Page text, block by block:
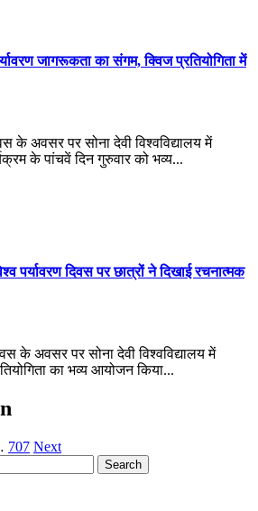
जागरूकता का संगम, क्विज प्रतियोगिता में
के अवसर पर सोना देवी विश्वविद्यालय में
के पांचवें दिन गुरुवार को भव्य...
पर्यावरण दिवस पर छात्रों ने दिखाई रचनात्मक
के अवसर पर सोना देवी विश्वविद्यालय में
का भव्य आयोजन किया...
707 Next